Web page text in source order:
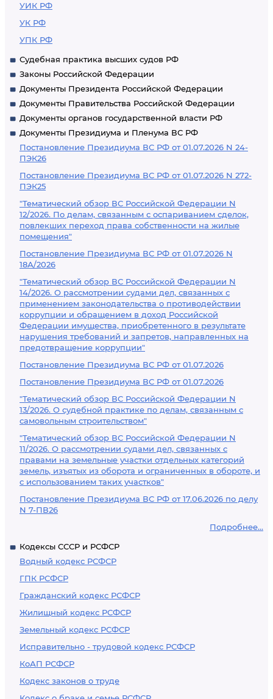
УИК РФ
УК РФ
УПК РФ
Судебная практика высших судов РФ
Законы Российской Федерации
Документы Президента Российской Федерации
Документы Правительства Российской Федерации
Документы органов государственной власти РФ
Документы Президиума и Пленума ВС РФ
Постановление Президиума ВС РФ от 01.07.2026 N 24-
ПЭК26
Постановление Президиума ВС РФ от 01.07.2026 N 272-
ПЭК25
"Тематический обзор ВС Российской Федерации N
12/2026. По делам, связанным с оспариванием сделок,
повлекших переход права собственности на жилые
помещения"
Постановление Президиума ВС РФ от 01.07.2026 N
18А/2026
"Тематический обзор ВС Российской Федерации N
14/2026. О рассмотрении судами дел, связанных с
применением законодательства о противодействии
коррупции и обращением в доход Российской
Федерации имущества, приобретенного в результате
нарушения требований и запретов, направленных на
предотвращение коррупции"
Постановление Президиума ВС РФ от 01.07.2026
Постановление Президиума ВС РФ от 01.07.2026
"Тематический обзор ВС Российской Федерации N
13/2026. О судебной практике по делам, связанным с
самовольным строительством"
"Тематический обзор ВС Российской Федерации N
11/2026. О рассмотрении судами дел, связанных с
правами на земельные участки отдельных категорий
земель, изъятых из оборота и ограниченных в обороте, и
с использованием таких участков"
Постановление Президиума ВС РФ от 17.06.2026 по делу
N 7-ПВ26
Подробнее...
Кодексы СССР и РСФСР
Водный кодекс РСФСР
ГПК РСФСР
Гражданский кодекс РСФСР
Жилищный кодекс РСФСР
Земельный кодекс РСФСР
Исправительно - трудовой кодекс РСФСР
КоАП РСФСР
Кодекс законов о труде